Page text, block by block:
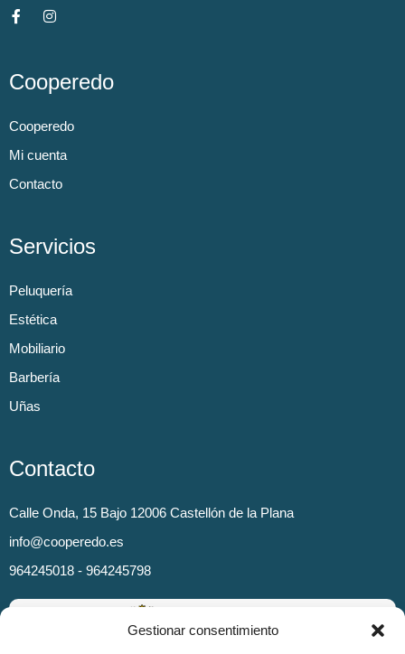
Gestionar consentimiento
Cooperedo
Cooperedo
Mi cuenta
Contacto
Servicios
Peluquería
Estética
Mobiliario
Barbería
Uñas
Contacto
Calle Onda, 15 Bajo 12006 Castellón de la Plana
info@cooperedo.es
964245018 - 964245798